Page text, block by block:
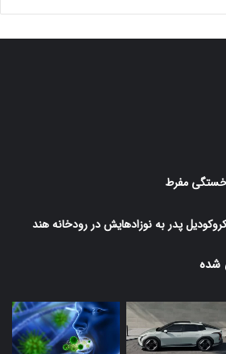
خستگی مفرط
پدر به نوزادهایش در رودخانه هند
شده